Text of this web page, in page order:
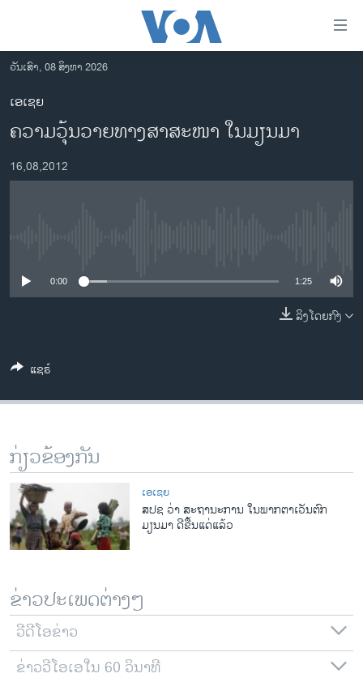
ເຂົ້າ
ຫາ
ຂ້າມ
ຂ້າມ
ໄປ
ລາວ
ອາເມຣິກາ
ການເລືອກຕັ້ງ ປະທານາທີບໍດີ ສະຫະລັດ 2024
ອິດສະຫຼະພາບດ້ານການຂ່າວ
ວິທະຍາສາດ-ເທັກໂນໂລຈີ
ທຸລະກິດ
ວີດີໂອ
ສຽງ
ລາຍການກະຈາຍສຽງ
ລາຍງານ
ຕິດຕາມພວກເຮົາ ທີ່
ພາສາຕ່າງໆ
ວັນເສົາ, 08 ສິງຫາ 2026
ເອເຊຍ
ຄວາມວຸ້ນວາຍທາງສາສະໜາ ໃນມຽນມາ
16,08,2012
0:00 1:25
ລິງໂດຍກົງ
ແຊຣ໌
ກ່ຽວຂ້ອງກັນ
ເອເຊຍ
ສປຊ ວ່າ ສະຖານະການ ໃນພາກຕາເວັນຕົກ
ມຽນມາ ດີຂື້ນແດ່ແລ້ວ
ຂ່າວປະເພດຕ່າງໆ
ວີດີໂອຂ່າວ
ຂ່າວວີໂອເອໃນ 60 ວິນາທີ